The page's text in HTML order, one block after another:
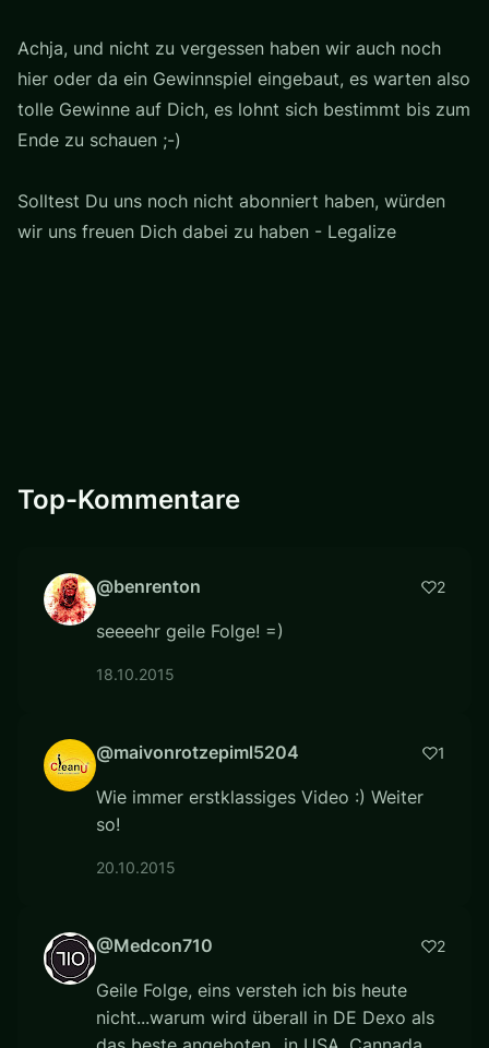
Achja, und nicht zu vergessen haben wir auch noch
hier oder da ein Gewinnspiel eingebaut, es warten also
tolle Gewinne auf Dich, es lohnt sich bestimmt bis zum
Ende zu schauen ;-)
Solltest Du uns noch nicht abonniert haben, würden
wir uns freuen Dich dabei zu haben - Legalize
Top-Kommentare
@benrenton 2
seeeehr geile Folge! =)
18.10.2015
@maivonrotzepiml5204 1
Wie immer erstklassiges Video :) Weiter
so!
20.10.2015
@Medcon710 2
Geile Folge, eins versteh ich bis heute
nicht...warum wird überall in DE Dexo als